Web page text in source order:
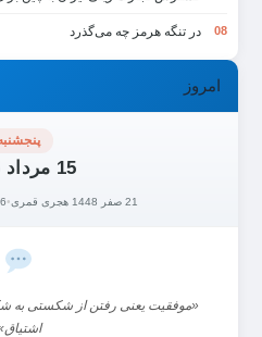
08 در تنگه هرمز چه می‌گذرد
امروز
15 مرداد 1405
21 صفر 1448 هجری قمری •6 August 2026 میلادی
«موفقیت یعنی رفتن از شکستی به